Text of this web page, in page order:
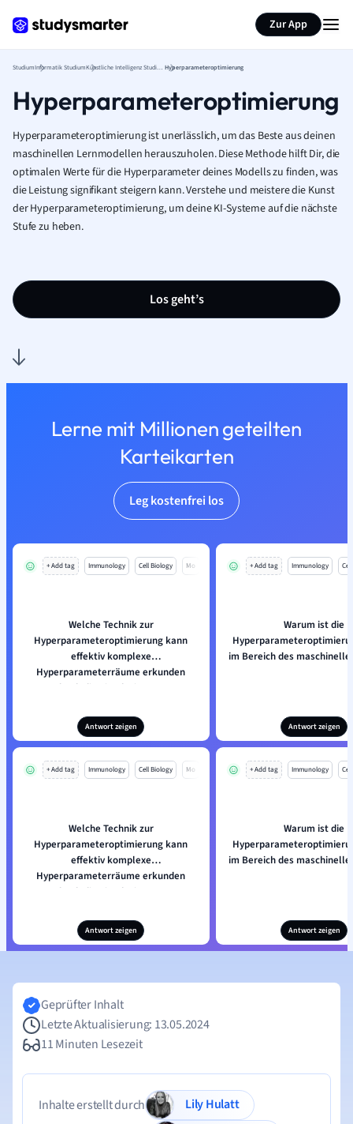
Zur App
StudiumInformatik Studium Künstliche Intelligenz Studium Hyperparameteroptimierung
Hyperparameteroptimierung
Hyperparameteroptimierung ist unerlässlich, um das Beste aus deinen
maschinellen Lernmodellen herauszuholen. Diese Methode hilft Dir, die
optimalen Werte für die Hyperparameter deines Modells zu finden, was
die Leistung signifikant steigern kann. Verstehe und meistere die Kunst
der Hyperparameteroptimierung, um deine KI-Systeme auf die nächste
Stufe zu heben.
Los geht’s
Lerne mit Millionen geteilten
Karteikarten
Leg kostenfrei los
+ Add tag Immunology Cell Biology Mo
Welche Technik zur
Hyperparameteroptimierung kann
effektiv komplexe
Hyperparameterräume erkunden
durch die Simulation von
Antwort zeigen
+ Add tag Immunology
Warum ist die
im Bereich des
Antwort zeigen
+ Add tag Immunology Cell Biology Mo
Welche Technik zur
Hyperparameteroptimierung kann
effektiv komplexe
Hyperparameterräume erkunden
durch die Simulation von
Antwort zeigen
+ Add tag Immunology
Warum ist die
im Bereich des
Antwort zeigen
Geprüfter Inhalt
Letzte Aktualisierung: 13.05.2024
11 Minuten Lesezeit
Inhalte erstellt durch
Lily Hulatt